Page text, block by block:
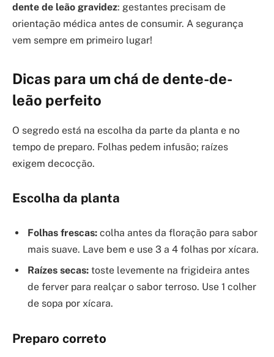
dente de leão gravidez: gestantes precisam de
orientação médica antes de consumir. A segurança
vem sempre em primeiro lugar!
Dicas para um chá de dente-de-
leão perfeito
O segredo está na escolha da parte da planta e no
tempo de preparo. Folhas pedem infusão; raízes
exigem decocção.
Escolha da planta
Folhas frescas: colha antes da floração para sabor
mais suave. Lave bem e use 3 a 4 folhas por xícara.
Raízes secas: toste levemente na frigideira antes
de ferver para realçar o sabor terroso. Use 1 colher
de sopa por xícara.
Preparo correto